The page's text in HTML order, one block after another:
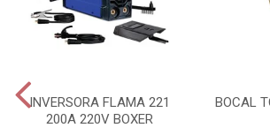
INVERSORA FLAMA 221
200A 220V BOXER
BOCAL